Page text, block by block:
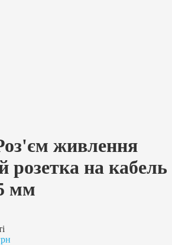
живлення
розетка на кабель
мм